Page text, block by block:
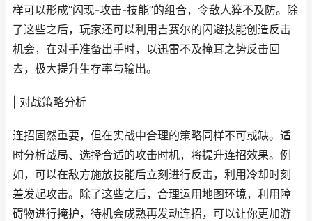
样可以形成“闪现-攻击-技能”的组合，令敌人猝不及防。除
了这些之后，玩家还可以利用吉赛尔的闪避技能创造反击
机会，在对手准备出手时，以迅雷不及掩耳之势反击回
去，极大提升生存率与输出。
| 对战策略分析
连招固然重要，但在实战中合理的策略同样不可或缺。适
时分析战局、选择合适的攻击时机，将提升连招效果。例
如，可以在敌方施放技能后立刻进行反击，利用冷却时刻
差发起攻击。除了这些之后，合理运用地图环境，利用障
碍物进行掩护，待机会成熟再发动连招，可以让你更加游